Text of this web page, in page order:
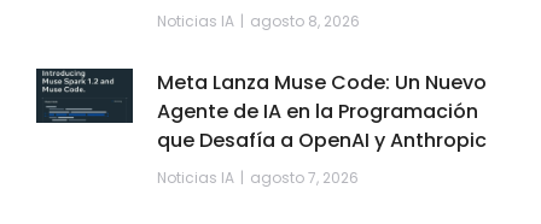
Noticias IA agosto 8, 2026
Meta Lanza Muse Code: Un Nuevo
Agente de IA en la Programación
que Desafía a OpenAI y Anthropic
Noticias IA agosto 7, 2026